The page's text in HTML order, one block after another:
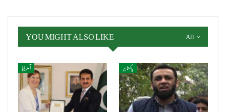
All
YOU MIGHT ALSO LIKE
آسٹریلیا پاکستان